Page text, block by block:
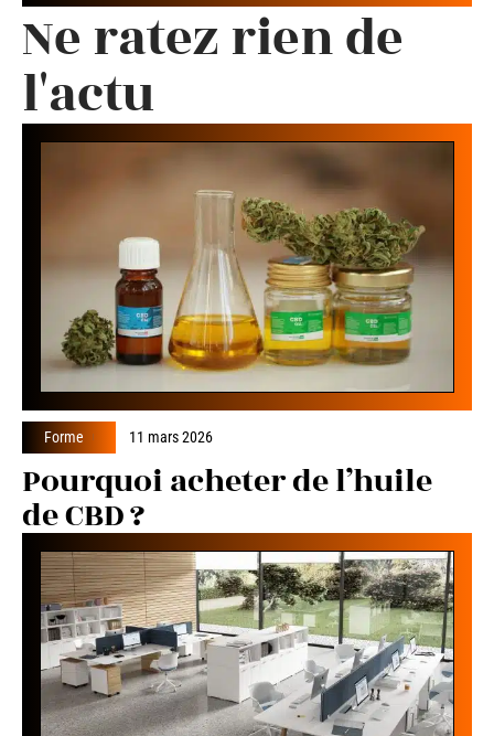
Ne ratez rien de
l'actu
Forme 11 mars 2026
Pourquoi acheter de l’huile
de CBD ?